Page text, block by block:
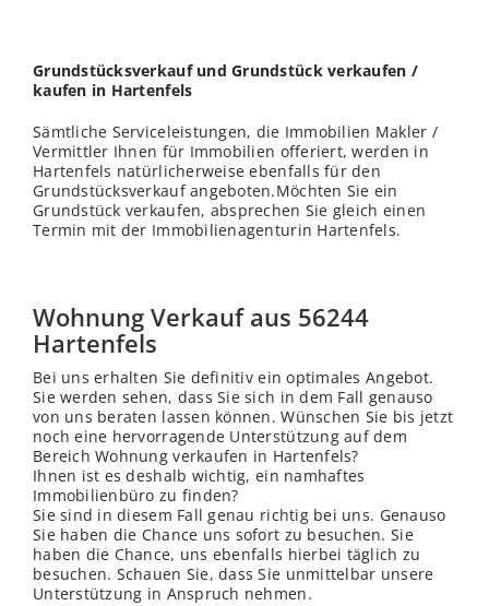
Grundstücksverkauf und Grundstück verkaufen /
kaufen in Hartenfels
Sämtliche Serviceleistungen, die Immobilien Makler /
Vermittler Ihnen für Immobilien offeriert, werden in
Hartenfels natürlicherweise ebenfalls für den
Grundstücksverkauf angeboten.Möchten Sie ein
Grundstück verkaufen, absprechen Sie gleich einen
Termin mit der Immobilienagenturin Hartenfels.
Wohnung Verkauf aus 56244
Hartenfels
Bei uns erhalten Sie definitiv ein optimales Angebot.
Sie werden sehen, dass Sie sich in dem Fall genauso
von uns beraten lassen können. Wünschen Sie bis jetzt
noch eine hervorragende Unterstützung auf dem
Bereich Wohnung verkaufen in Hartenfels?
Ihnen ist es deshalb wichtig, ein namhaftes
Immobilienbüro zu finden?
Sie sind in diesem Fall genau richtig bei uns. Genauso
Sie haben die Chance uns sofort zu besuchen. Sie
haben die Chance, uns ebenfalls hierbei täglich zu
besuchen. Schauen Sie, dass Sie unmittelbar unsere
Unterstützung in Anspruch nehmen.